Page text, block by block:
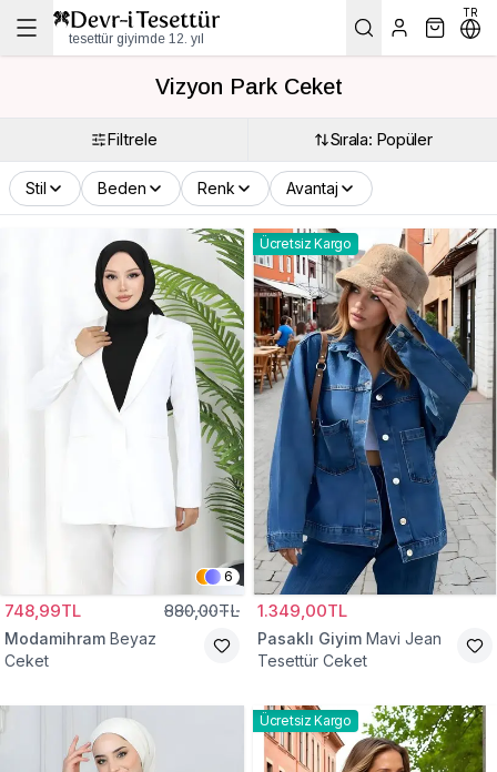
tesettür giyimde 12. yıl
TR
Vizyon Park Ceket
Filtrele Sırala: Popüler
Stil Beden Renk Avantaj
6
748,99TL 880,00TL
Modamihram Beyaz
Ceket
Ücretsiz Kargo
1.349,00TL
Pasaklı Giyim Mavi Jean
Tesettür Ceket
Ücretsiz Kargo